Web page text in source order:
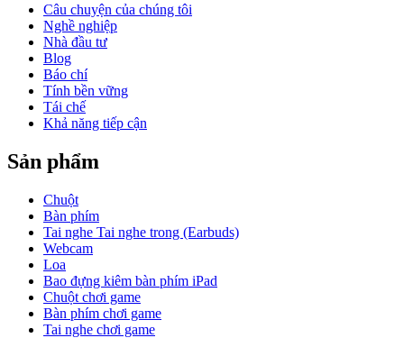
Câu chuyện của chúng tôi
Nghề nghiệp
Nhà đầu tư
Blog
Báo chí
Tính bền vững
Tái chế
Khả năng tiếp cận
Sản phẩm
Chuột
Bàn phím
Tai nghe Tai nghe trong (Earbuds)
Webcam
Loa
Bao đựng kiêm bàn phím iPad
Chuột chơi game
Bàn phím chơi game
Tai nghe chơi game